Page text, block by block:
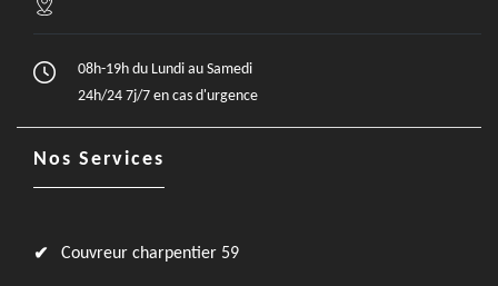
08h-19h du Lundi au Samedi
24h/24 7j/7 en cas d'urgence
Nos Services
Couvreur charpentier 59